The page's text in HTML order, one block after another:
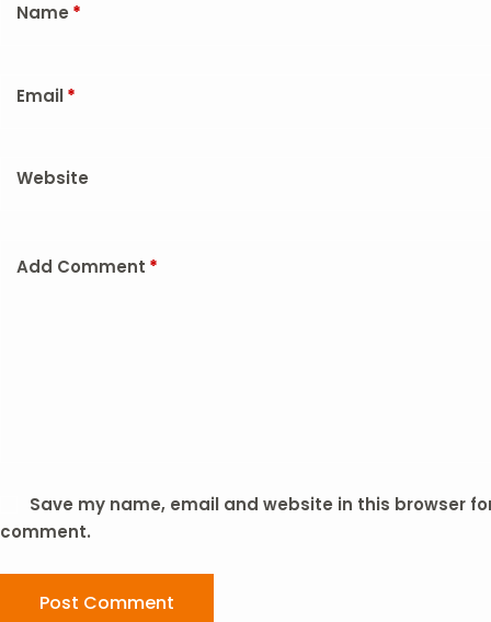
Name *
Email*
Website
Add Comment *
Save my name, email and website in this browser
comment.
Post Comment